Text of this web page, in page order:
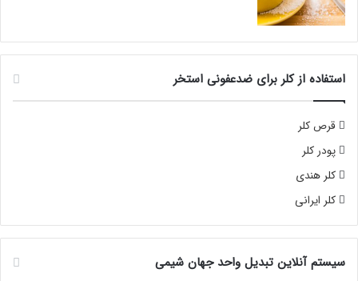
استفاده از کلر برای ضدعفونی استخر
قرص کلر
پودر کلر
کلر هندی
کلر ایرانی
سیستم آنلاین تبدیل واحد جهان شیمی